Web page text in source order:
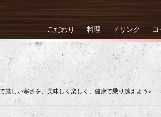
こだわり 料理 ドリンク コ
厳しい寒さを、美味しく楽しく、健康で乗り越えよう♪